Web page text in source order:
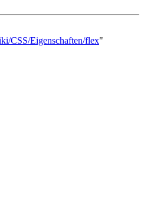
CSS/Eigenschaften/flex"